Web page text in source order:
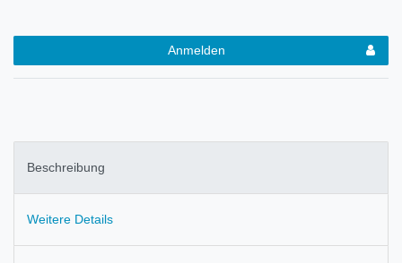
Anmelden
Beschreibung
Weitere Details